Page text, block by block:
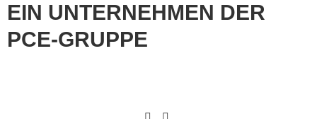
EIN UNTERNEHMEN DER
PCE-GRUPPE